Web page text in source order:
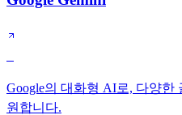
Google의 대화형 AI로, 다양한
원합니다.